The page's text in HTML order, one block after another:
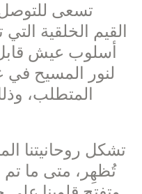
تسعى
القيم الخلقية
أسلوب عيش
لنور المسيح في
المتطلب،
تشكل روحانيتنا
تُظهِر، متى ما تم